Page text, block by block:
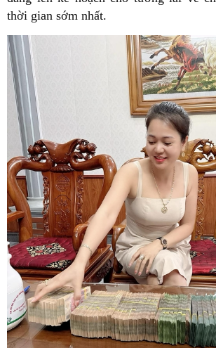
thời gian sớm nhất.